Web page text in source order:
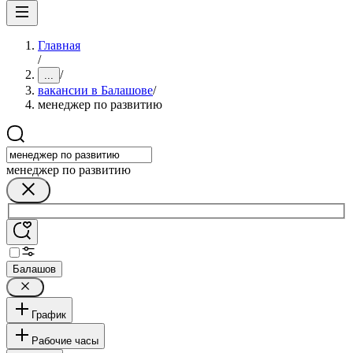
Главная
/
... /
вакансии в Балашове/
менеджер по развитию
менеджер по развитию
Балашов
График
Рабочие часы